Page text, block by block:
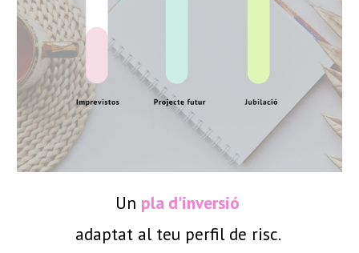
Un pla d'inversió
adaptat al teu perfil de risc.